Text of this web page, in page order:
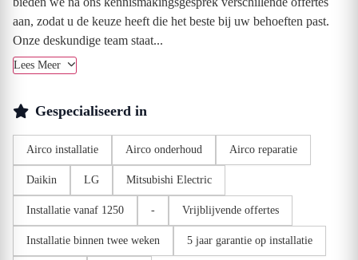
aan, zodat u de keuze heeft die het beste bij uw behoeften past.
Onze deskundige team staat...
Lees Meer
Gespecialiseerd in
Airco installatie Airco onderhoud Airco reparatie
Daikin LG Mitsubishi Electric
Installatie vanaf 1250 - Vrijblijvende offertes
Installatie binnen twee weken 5 jaar garantie op installatie